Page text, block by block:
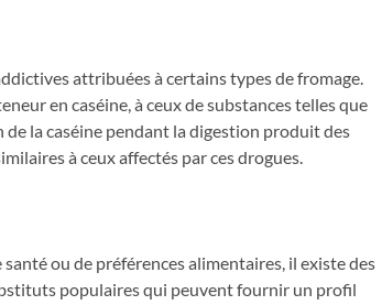
attribuées à certains types de fromage.
en caséine, à ceux de substances telles que
la caséine pendant la digestion produit des
à ceux affectés par ces drogues.
santé ou de préférences alimentaires, il existe des
populaires qui peuvent fournir un profil